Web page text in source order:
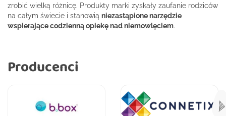
zrobić wielką różnicę. Produkty marki zyskały zaufanie rodziców
na całym świecie i stanowią niezastąpione narzędzie
wspierające codzienną opiekę nad niemowlęciem.
Producenci